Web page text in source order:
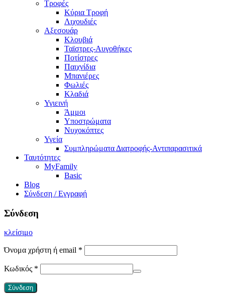
Τροφές
Κύρια Τροφή
Λιχουδιές
Αξεσουάρ
Κλουβιά
Ταϊστρες-Αυγοθήκες
Ποτίστρες
Παιχνίδια
Μπανιέρες
Φωλιές
Κλαδιά
Υγιεινή
Άμμοι
Υποστρώματα
Νυχοκόπτες
Υγεία
Συμπληρώματα Διατροφής-Αντιπαρασιτικά
Ταυτότητες
MyFamily
Basic
Blog
Σύνδεση / Εγγραφή
Σύνδεση
κλείσιμο
Όνομα χρήστη ή email *
Κωδικός *
Σύνδεση